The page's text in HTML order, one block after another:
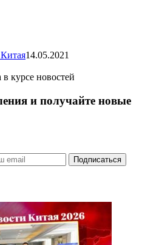
14.05.2021
курсе новостей
и получайте новые